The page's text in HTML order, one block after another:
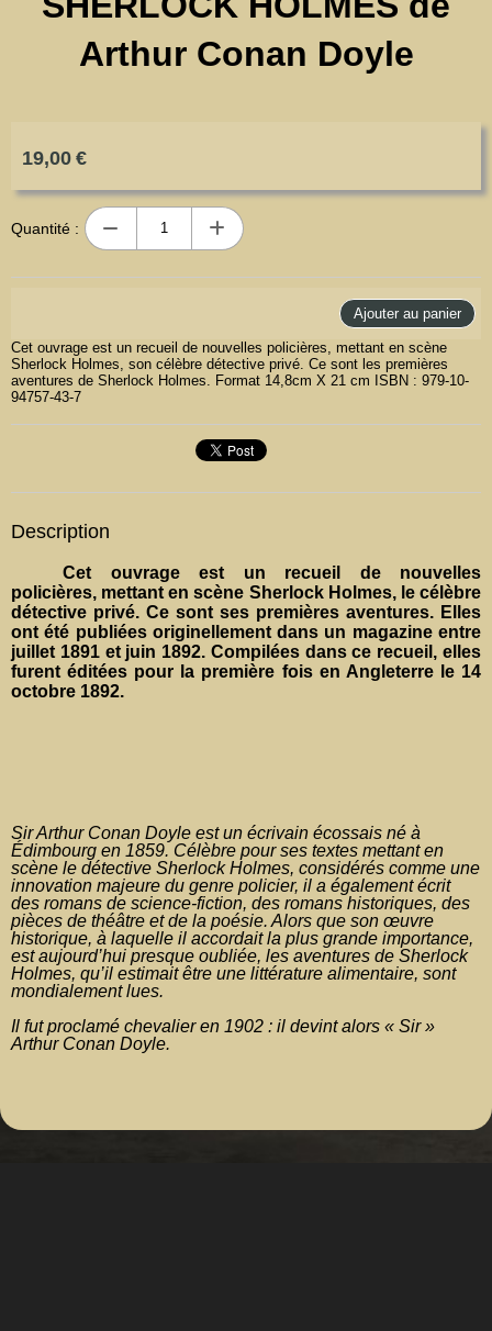
Arthur Conan Doyle
19,00 €
Quantité :
Ajouter au panier
Cet ouvrage est un recueil de nouvelles policières, mettant en scène
Sherlock Holmes, son célèbre détective privé. Ce sont les premières
aventures de Sherlock Holmes. Format 14,8cm X 21 cm ISBN : 979-10-
94757-43-7
Description
Cet ouvrage est un recueil de nouvelles
policières, mettant en scène Sherlock Holmes, le célèbre
détective privé. Ce sont ses premières aventures. Elles
ont été publiées originellement dans un magazine entre
juillet 1891 et juin 1892. Compilées dans ce recueil, elles
furent éditées pour la première fois en Angleterre le 14
octobre 1892.
Sir Arthur Conan Doyle est un écrivain écossais né à
Édimbourg en 1859. Célèbre pour ses textes mettant en
scène le détective Sherlock Holmes, considérés comme une
innovation majeure du genre policier, il a également écrit
des romans de science-fiction, des romans historiques, des
pièces de théâtre et de la poésie. Alors que son œuvre
historique, à laquelle il accordait la plus grande importance,
est aujourd’hui presque oubliée, les aventures de Sherlock
Holmes, qu’il estimait être une littérature alimentaire, sont
mondialement lues.
Il fut proclamé chevalier en 1902 : il devint alors « Sir »
Arthur Conan Doyle.